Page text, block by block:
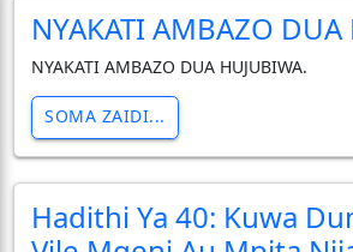
NYAKATI AMBAZO DUA
NYAKATI AMBAZO DUA HUJUBIWA.
SOMA ZAIDI...
Hadithi Ya 40: Kuwa